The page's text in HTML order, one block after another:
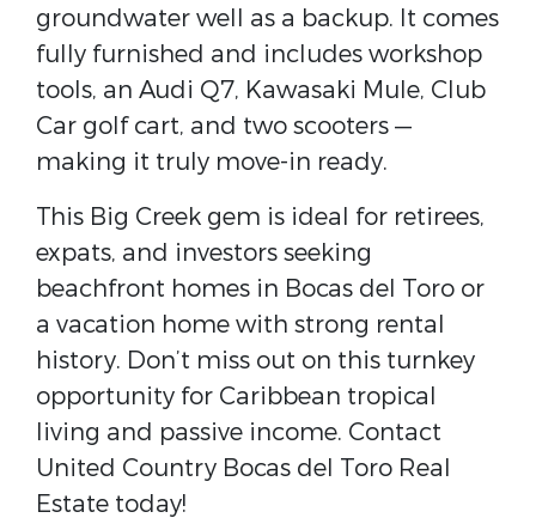
groundwater well as a backup. It comes
fully furnished and includes workshop
tools, an Audi Q7, Kawasaki Mule, Club
Car golf cart, and two scooters —
making it truly move-in ready.
This Big Creek gem is ideal for retirees,
expats, and investors seeking
beachfront homes in Bocas del Toro or
a vacation home with strong rental
history. Don’t miss out on this turnkey
opportunity for Caribbean tropical
living and passive income. Contact
United Country Bocas del Toro Real
Estate today!